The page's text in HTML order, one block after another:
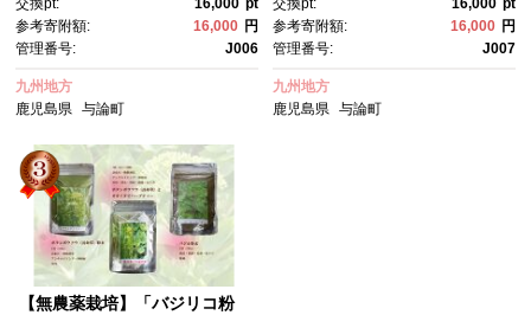
交換pt: 16,000 pt
参考寄附額:
16,000 円
管理番号:
J006
九州地方
鹿児島県
与論町
交換pt: 16,000 pt
参考寄附額:
16,000 円
管理番号:
J007
九州地方
鹿児島県 与論町
【無農薬栽培】「バジリコ粉